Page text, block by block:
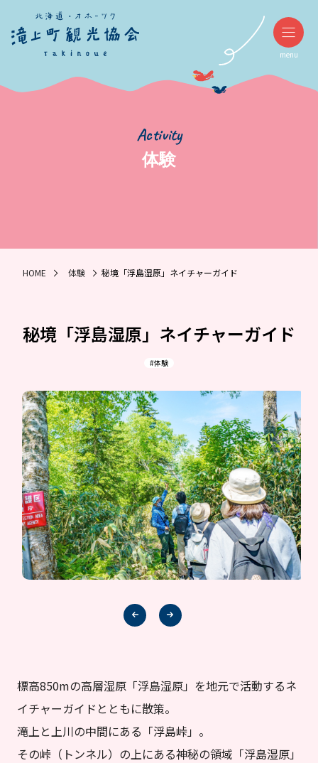
Activity
体験
menu
HOME 体験 秘境「浮島湿原」ネイチャーガイド
秘境「浮島湿原」ネイチャーガイド
#体験
標高850mの高層湿原「浮島湿原」を地元で活動するネ
イチャーガイドとともに散策。
滝上と上川の中間にある「浮島峠」。
その峠（トンネル）の上にある神秘の領域「浮島湿原」